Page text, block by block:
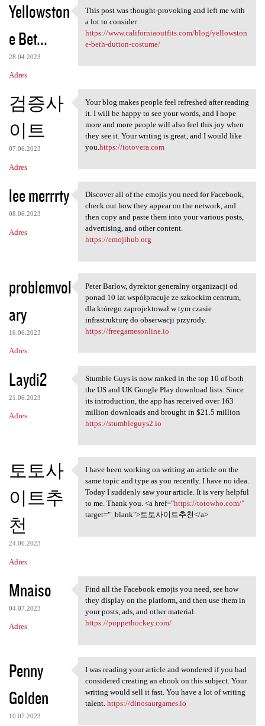
Yellowston
e Bet...
28.04.2023
Adres
This post was thought
This post was thought-provoking and left me with
a lot to consider.
https://www.californiaoutfits.com/blog/yellowston
e-beth-dutton-costume/
검증사
이트
07.06.2023
Adres
Your blog makes people feel
Your blog makes people feel refreshed after reading
it. I will be happy to see your words, and I hope
more and more people will also feel this joy when
they see it. Your writing is great, and I would like
you.https://totovera.com
lee merrrty
08.06.2023
Adres
Discover all of the emojis
Discover all of the emojis you need for Facebook,
check out how they appear on the network, and
then copy and paste them into your various posts,
advertising, and other content.
https://emojihub.org
problemvol
ary
16.06.2023
Adres
Peter Barlow, dyrektor
Peter Barlow, dyrektor generalny organizacji od
ponad 10 lat współpracuje ze szkockim centrum,
dla którego zaprojektował w tym czasie
infrastrukturę do obserwacji przyrody.
https://freegamesonline.io
Laydi2
21.06.2023
Adres
Stumble Guys is now ranked in
Stumble Guys is now ranked in the top 10 of both
the US and UK Google Play download lists. Since
its introduction, the app has received over 163
million downloads and brought in $21.5 million
https://stumbleguys2.io
토토사
이트추
천
24.06.2023
Adres
I have been working on
I have been working on writing an article on the
same topic and type as you recently. I have no idea.
Today I suddenly saw your article. It is very helpful
to me. Thank you. <a href="https://totowho.com/"
target="_blank">토토사이트추천</a>
Mnaiso
04.07.2023
Adres
Find all the Facebook emojis
Find all the Facebook emojis you need, see how
they display on the platform, and then use them in
your posts, ads, and other material.
https://puppethockey.com/
Penny
Golden
10.07.2023
I was reading your article
I was reading your article and wondered if you had
considered creating an ebook on this subject. Your
writing would sell it fast. You have a lot of writing
talent. https://dinosaurgames.io